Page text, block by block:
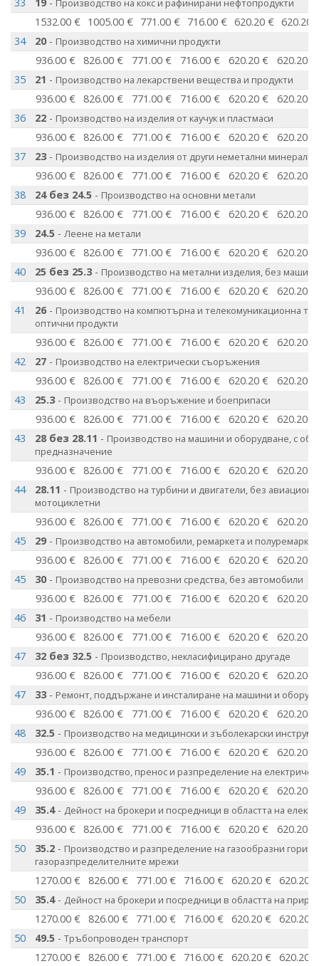
Производство на кокс и рафинирани нефтопродукти
1532.00 € 1005.00 € 771.00 € 716.00 € 620.20 € 620.20
34
20- Производство на химични продукти
936.00 € 826.00 € 771.00 € 716.00 € 620.20 €
620.20 €
35
21 - Производство на лекарствени вещества и продукти
936.00 € 826.00 € 771.00 € 716.00 € 620.20 €
620.20 €
36
22- Производство на изделия от каучук и пластмаси
936.00 € 826.00 € 771.00 € 716.00 € 620.20 €
620.20 €
37
23- Производство на изделия от други неметални
936.00 € 826.00 € 771.00 € 716.00 € 620.20 €
620.20 €
38
24 без 24.5 - Производство на основни метали
936.00 € 826.00 € 771.00 € 716.00 € 620.20 €
620.20 €
39
24.5 - Леене на метали
936.00 € 826.00 € 771.00 € 716.00 € 620.20 €
620.20 €
40
25 без 25.3- Производство на метални изделия, без
936.00 € 826.00 € 771.00 € 716.00 € 620.20 €
620.20 €
41
26- Производство на компютърна и телекомуникационна
оптични продукти
936.00 € 826.00 € 771.00 € 716.00 € 620.20 €
620.20 €
42
27- Производство на електрически съоръжения
936.00 € 826.00 € 771.00 € 716.00 € 620.20 €
620.20 €
43
25.3- Производство на въоръжение и боеприпаси
936.00 € 826.00 € 771.00 € 716.00 € 620.20 €
620.20 €
43
28 без 28.11 - Производство на машини и оборудване, с
предназначение
936.00 € 826.00 € 771.00 € 716.00 € 620.20 €
620.20 €
44
28.11 - Производство на турбини и двигатели, без
мотоциклетни
936.00 € 826.00 € 771.00 € 716.00 € 620.20 €
620.20 €
45
29- Производство на автомобили, ремаркета и
936.00 € 826.00 € 771.00 € 716.00 € 620.20 €
620.20 €
45
30- Производство на превозни средства, без автомобили
936.00 € 826.00 € 771.00 € 716.00 € 620.20 €
620.20 €
46
31 - Производство на мебели
936.00 € 826.00 € 771.00 € 716.00 € 620.20 €
620.20 €
47
32 без 32.5 - Производство, некласифицирано другаде
936.00 € 826.00 € 771.00 € 716.00 € 620.20 €
620.20 €
47
33- Ремонт, поддържане и инсталиране на машини и
936.00 € 826.00 € 771.00 € 716.00 € 620.20 €
620.20 €
48
32.5 - Производство на медицински и зъболекарски
936.00 € 826.00 € 771.00 € 716.00 € 620.20 €
620.20 €
49
35.1 - Производство, пренос и разпределение на
936.00 € 826.00 € 771.00 € 716.00 € 620.20 €
620.20 €
49
35.4- Дейност на брокери и посредници в областта на
936.00 € 826.00 € 771.00 € 716.00 € 620.20 €
620.20 €
50
35.2- Производство и разпределение на газообразни
газоразпределителните мрежи
1270.00 € 826.00 € 771.00 € 716.00 € 620.20 € 620.20 €
50
35.4- Дейност на брокери и посредници в областта на
1270.00 € 826.00 € 771.00 € 716.00 € 620.20 € 620.20 €
50
49.5 - Тръбопроводен транспорт
1270.00 € 826.00 € 771.00 € 716.00 € 620.20 € 620.20 €